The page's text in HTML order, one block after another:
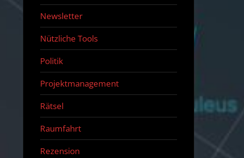
Newsletter
Nützliche Tools
Politik
Projektmanagement
Rätsel
Raumfahrt
Rezension